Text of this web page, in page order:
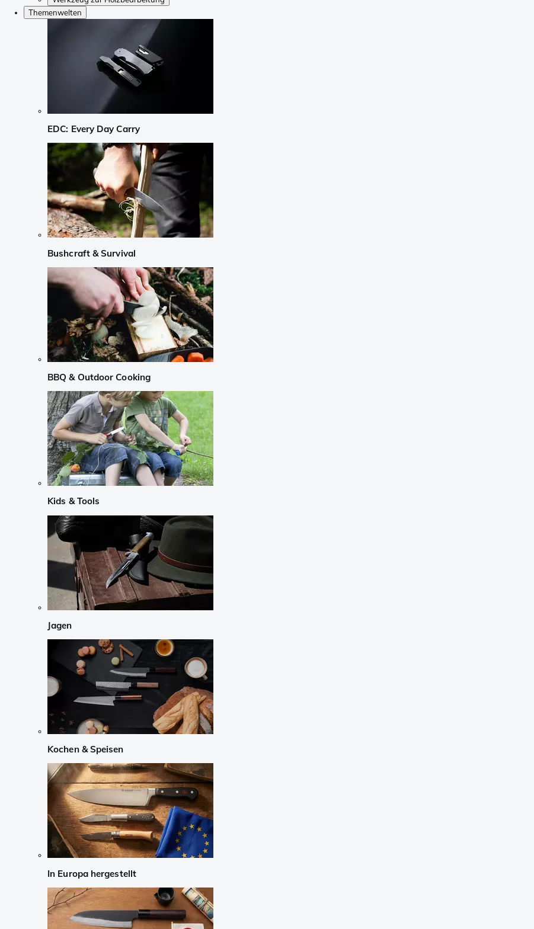
Themenwelten
EDC: Every Day Carry
Bushcraft & Survival
BBQ & Outdoor Cooking
Kids & Tools
Jagen
Kochen & Speisen
In Europa hergestellt